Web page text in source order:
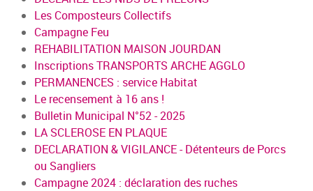
Les Composteurs Collectifs
Campagne Feu
REHABILITATION MAISON JOURDAN
Inscriptions TRANSPORTS ARCHE AGGLO
PERMANENCES : service Habitat
Le recensement à 16 ans !
Bulletin Municipal N°52 - 2025
LA SCLEROSE EN PLAQUE
DECLARATION & VIGILANCE - Détenteurs de Porcs
ou Sangliers
Campagne 2024 : déclaration des ruches